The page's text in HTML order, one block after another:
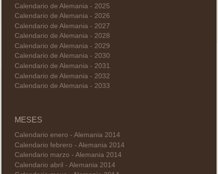
Calendario de Alemania - 2025
Calendario de Alemania - 2026
Calendario de Alemania - 2027
Calendario de Alemania - 2028
Calendario de Alemania - 2029
Calendario de Alemania - 2030
Calendario de Alemania - 2031
Calendario de Alemania - 2032
Calendario de Alemania - 2033
MESES
Calendario enero - Alemania 2014
Calendario febrero - Alemania 2014
Calendario marzo - Alemania 2014
Calendario abril - Alemania 2014